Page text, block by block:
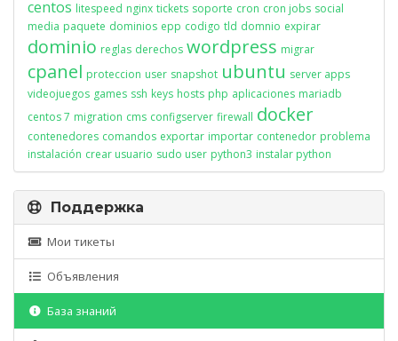
centos litespeed nginx tickets soporte cron cron jobs social
media paquete dominios epp codigo tld domnio expirar
dominio reglas derechos wordpress migrar
cpanel proteccion user snapshot ubuntu server apps
videojuegos games ssh keys hosts php aplicaciones mariadb
centos 7 migration cms configserver firewall docker
contenedores comandos exportar importar contenedor problema
instalación crear usuario sudo user python3 instalar python
Поддержка
Мои тикеты
Объявления
База знаний